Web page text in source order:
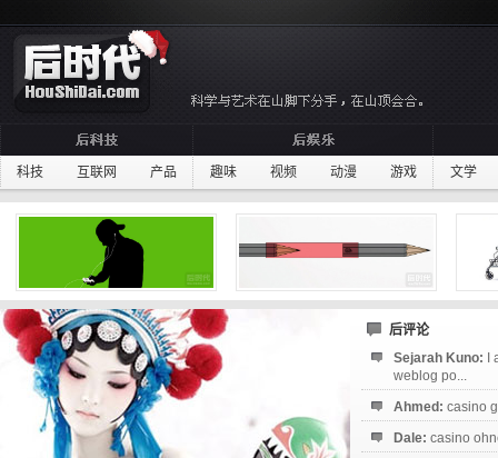
科技 互联网 产品 趣味 视频 动漫 游戏 文学
后评论
Sejarah Kuno:
weblog po...
Ahmed: casino
Dale: casino